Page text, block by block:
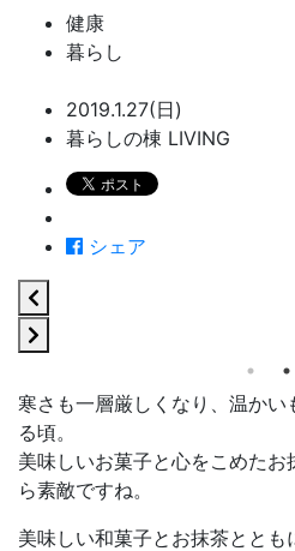
健康
暮らし
2019.1.27(日)
暮らしの棟 LIVING
シェア
寒さも一層厳しくなり、温か
る頃。
美味しいお菓子と心をこめた
ら素敵ですね。
美味しい和菓子とお抹茶とと